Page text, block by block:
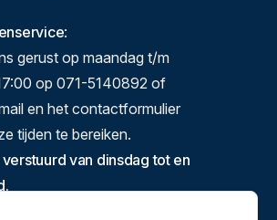
:
gerust op maandag t/m
op 071-5140892 of
en het contactformulier
tijden te bereiken.
van dinsdag tot en